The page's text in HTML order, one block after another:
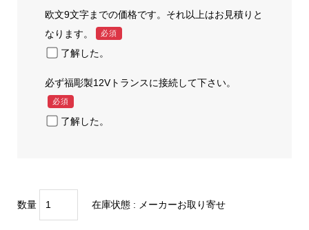
欧文9文字までの価格です。それ以上はお見積りと
なります。
必須
了解した。
必ず福彫製12Vトランスに接続して下さい。
必須
了解した。
数量 在庫状態 : メーカーお取り寄せ